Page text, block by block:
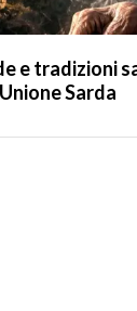
e tradizioni
Sarda